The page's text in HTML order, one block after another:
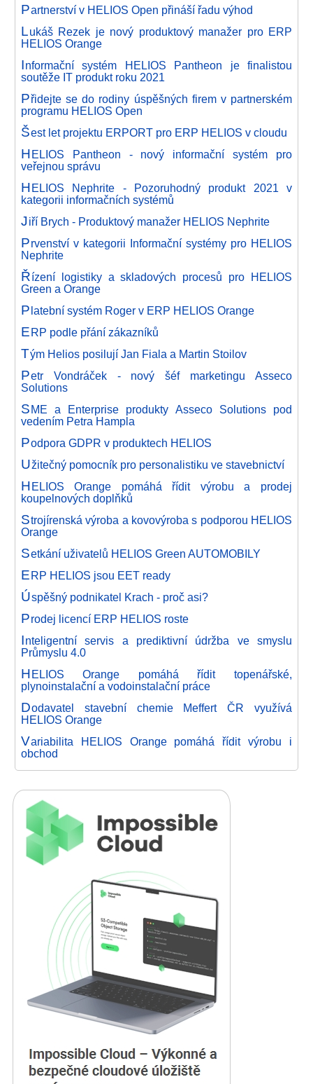
Partnerství v HELIOS Open přináší řadu výhod
Lukáš Rezek je nový produktový manažer pro ERP
HELIOS Orange
Informační systém HELIOS Pantheon je finalistou
soutěže IT produkt roku 2021
Přidejte se do rodiny úspěšných firem v partnerském
programu HELIOS Open
Šest let projektu ERPORT pro ERP HELIOS v cloudu
HELIOS Pantheon - nový informační systém pro
veřejnou správu
HELIOS Nephrite - Pozoruhodný produkt 2021 v
kategorii informačních systémů
Jiří Brych - Produktový manažer HELIOS Nephrite
Prvenství v kategorii Informační systémy pro HELIOS
Nephrite
Řízení logistiky a skladových procesů pro HELIOS
Green a Orange
Platební systém Roger v ERP HELIOS Orange
ERP podle přání zákazníků
Tým Helios posilují Jan Fiala a Martin Stoilov
Petr Vondráček - nový šéf marketingu Asseco
Solutions
SME a Enterprise produkty Asseco Solutions pod
vedením Petra Hampla
Podpora GDPR v produktech HELIOS
Užitečný pomocník pro personalistiku ve stavebnictví
HELIOS Orange pomáhá řídit výrobu a prodej
koupelnových doplňků
Strojírenská výroba a kovovýroba s podporou HELIOS
Orange
Setkání uživatelů HELIOS Green AUTOMOBILY
ERP HELIOS jsou EET ready
Úspěšný podnikatel Krach - proč asi?
Prodej licencí ERP HELIOS roste
Inteligentní servis a prediktivní údržba ve smyslu
Průmyslu 4.0
HELIOS Orange pomáhá řídit topenářské,
plynoinstalační a vodoinstalační práce
Dodavatel stavební chemie Meffert ČR využívá
HELIOS Orange
Variabilita HELIOS Orange pomáhá řídit výrobu i
obchod